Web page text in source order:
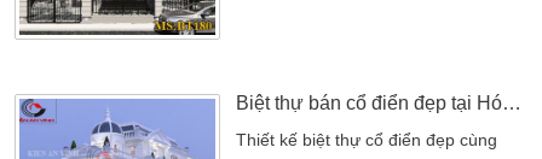
gian qua, khách hàng Anh Đức ở
Đồng Nai đã chọn lối kiến trúc biệt
Biệt thự bán cổ điển đẹp tại Hóc Môn
Thiết kế biệt thự cổ điển đẹp cùng